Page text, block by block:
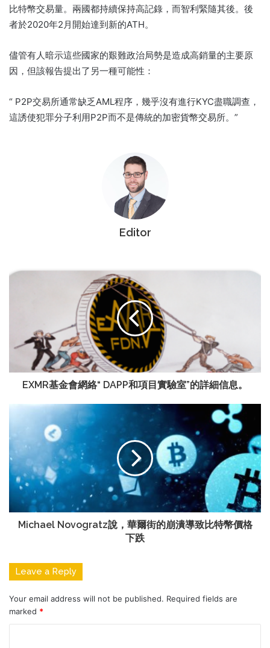
比特幣交易量。兩國都持續保持高記錄，而智利緊隨其後。後
者於2020年2月開始達到新的ATH。
儘管有人暗示這些國家的艱難政治局勢是造成高銷量的主要原
因，但該報告提出了另一種可能性：
“ P2P交易所通常缺乏AML程序，幾乎沒有進行KYC盡職調查，
這誘使犯罪分子利用P2P而不是傳統的加密貨幣交易所。”
Editor
EXMR基金會網絡“ DAPP和項目實驗室”的詳細信息。
Michael Novogratz說，華爾街的崩潰導致比特幣價格
下跌
Leave a Reply
Your email address will not be published. Required fields are
marked *